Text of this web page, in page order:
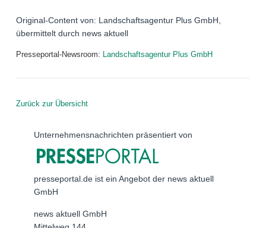
Original-Content von: Landschaftsagentur Plus GmbH,
übermittelt durch news aktuell
Presseportal-Newsroom: Landschaftsagentur Plus GmbH
Zurück zur Übersicht
Unternehmensnachrichten präsentiert von
presseportal.de ist ein Angebot der news aktuell
GmbH
news aktuell GmbH